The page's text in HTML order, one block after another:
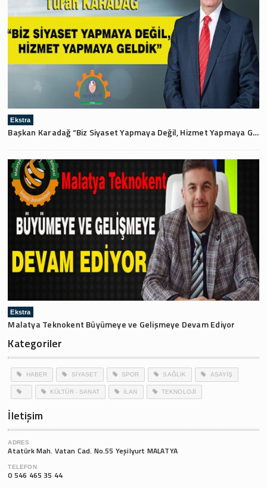
Ekstra
Başkan Karadağ “Biz Siyaset Yapmaya Değil, Hizmet Yapmaya Geldik”
Ekstra
Malatya Teknokent Büyümeye ve Gelişmeye Devam Ediyor
Kategoriler
HABER SİYASET SPOR SAĞLIK ASAYİŞ
KÜLTÜR - SANAT İLAN TEKNOLOJİ
İletişim
ADRES
Atatürk Mah. Vatan Cad. No.55 Yeşilyurt MALATYA
TELEFON
0 546 465 35 44